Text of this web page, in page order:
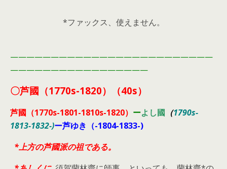
*ファックス、使えません。
—————————————————————————
—————————————————
〇芦國（1770s-1820）（40s）
芦國（1770s-1801-1810s-1820） ーよし國 （1790s-
1813-1832-)ー芦ゆき（-1804-1833-)
*上方の芦國派の祖である。